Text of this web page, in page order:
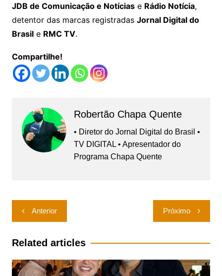
JDB de Comunicação e Notíciase Rádio Notícia,
detentor das marcas registradas Jornal Digital do
Brasile RMC TV.
Compartilhe!
Robertão Chapa Quente
• Diretor do Jornal Digital do Brasil •
TV DIGITAL • Apresentador do
Programa Chapa Quente
Navegação
de
Post
Anterior Próximo
Related articles